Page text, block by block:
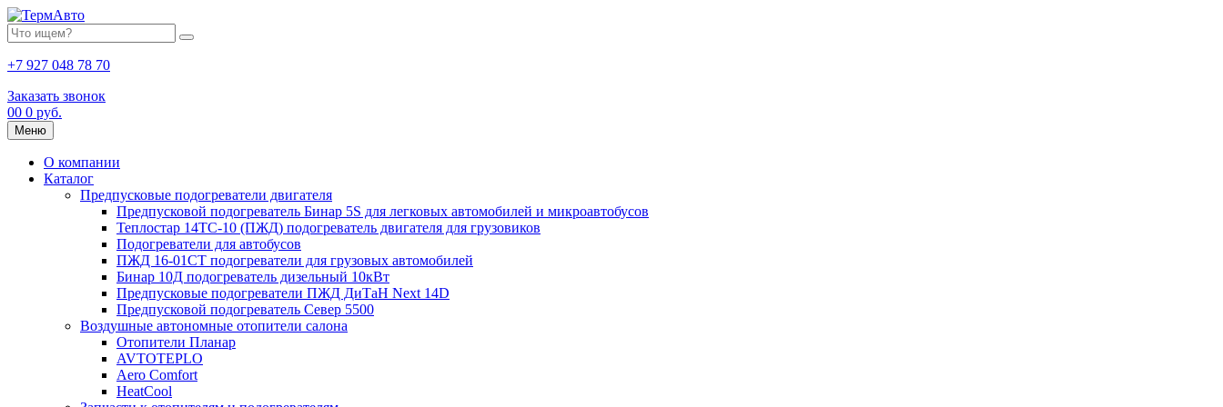
+7 927 048 78 70
Заказать звонок
00 0 руб.
Меню
О компании
Каталог
Предпусковые подогреватели двигателя
Предпусковой подогреватель Бинар 5S для легковых автомобилей и микроавтобусов
Теплостар 14ТС-10 (ПЖД) подогреватель двигателя для грузовиков
Подогреватели для автобусов
ПЖД 16-01СТ подогреватели для грузовых автомобилей
Бинар 10Д подогреватель дизельный 10кВт
Предпусковые подогреватели ПЖД ДиТаН Next 14D
Предпусковой подогреватель Север 5500
Воздушные автономные отопители салона
Отопители Планар
AVTOTEPLO
Aero Comfort
HeatCool